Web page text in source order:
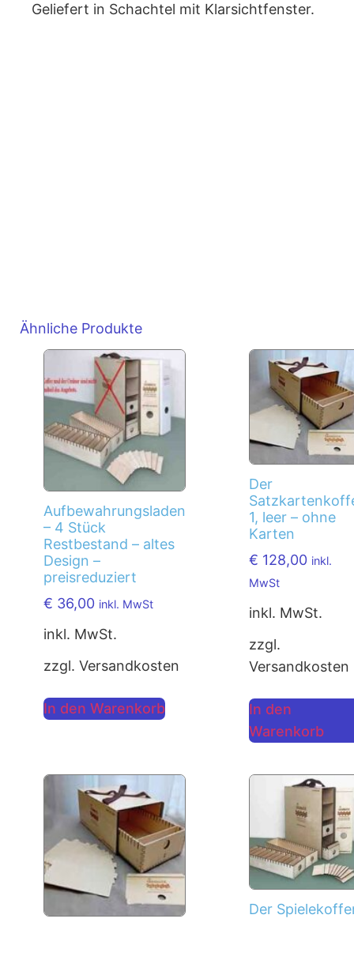
Geliefert in Schachtel mit Klarsichtfenster.
Ähnliche Produkte
Aufbewahrungsladen
– 4 Stück
Restbestand – altes
Design –
preisreduziert
€ 36,00 inkl. MwSt
inkl. MwSt.
zzgl. Versandkosten
In den Warenkorb
Der
1, leer – ohne
Karten
€ 128,00 inkl.
MwSt
inkl. MwSt.
zzgl.
Versandkosten
In den
Warenkorb
Der